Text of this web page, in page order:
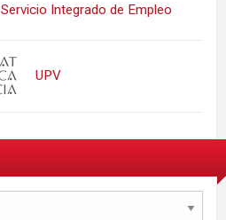
Servicio Integrado de Empleo
UPV